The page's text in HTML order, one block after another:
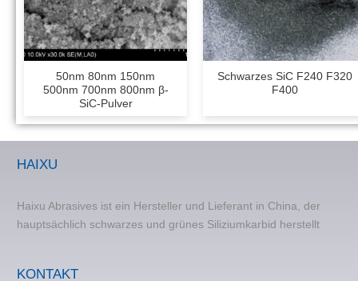
50nm 80nm 150nm
500nm 700nm 800nm ​​β-
SiC-Pulver
Schwarzes SiC F240 F320
F400
HAIXU
Haixu Abrasives ist ein Hersteller und Lieferant in China, der
hauptsächlich schwarzes und grünes Siliziumkarbid herstellt
KONTAKT